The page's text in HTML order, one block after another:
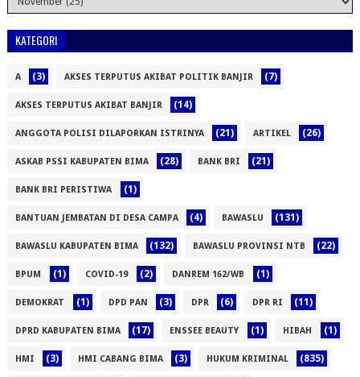
KATEGORI
A (3) AKSES TERPUTUS AKIBAT POLITIK BANJIR (7)
AKSES TERPUTUS AKIBAT BANJIR (14)
ANGGOTA POLISI DILAPORKAN ISTRINYA (21) ARTIKEL (26)
ASKAB PSSI KABUPATEN BIMA (28) BANK BRI (21)
BANK BRI PERISTIWA (1)
BANTUAN JEMBATAN DI DESA CAMPA (4) BAWASLU (131)
BAWASLU KABUPATEN BIMA (132) BAWASLU PROVINSI NTB (22)
BPUM (1) COVID-19 (2) DANREM 162/WB (1)
DEMOKRAT (1) DPD PAN (3) DPR (6) DPR RI (11)
DPRD KABUPATEN BIMA (17) ENSSEE BEAUTY (1) HIBAH (1)
HMI (3) HMI CABANG BIMA (3) HUKUM KRIMINAL (835)